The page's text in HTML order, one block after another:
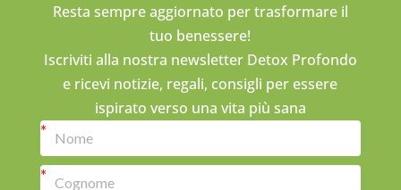
Resta sempre aggiornato per trasformare il
tuo benessere!
Iscriviti alla nostra newsletter Detox Profondo
e ricevi notizie, regali, consigli per essere
ispirato verso una vita più sana